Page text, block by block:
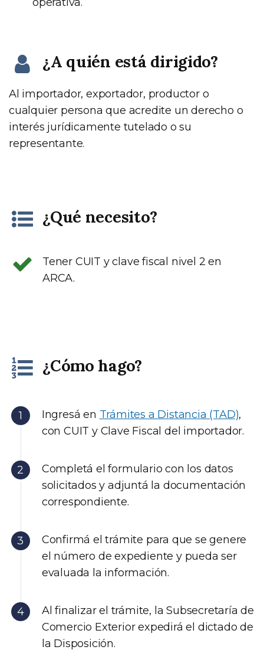
¿A quién está dirigido?
Al importador, exportador, productor o
cualquier persona que acredite un derecho o
interés jurídicamente tutelado o su
representante.
¿Qué necesito?
Tener CUIT y clave fiscal nivel 2 en
ARCA.
¿Cómo hago?
Ingresá en Trámites a Distancia (TAD),
con CUIT y Clave Fiscal del importador.
Completá el formulario con los datos
solicitados y adjuntá la documentación
correspondiente.
Confirmá el trámite para que se genere
el número de expediente y pueda ser
evaluada la información.
Al finalizar el trámite, la Subsecretaría de
Comercio Exterior expedirá el dictado de
la Disposición.